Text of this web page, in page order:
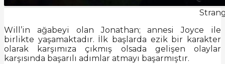
Will’in ağabeyi olan Jonathan; annesi Joyce ile
birlikte yaşamaktadır. İlk başlarda ezik bir karakter
olarak karşımıza çıkmış olsada gelişen olaylar
karşısında başarılı adımlar atmayı başarmıştır.